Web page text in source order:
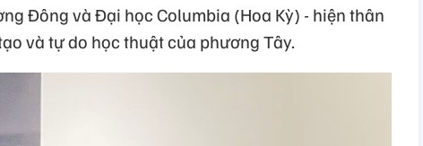
Đông và Đại học Columbia (Hoa Kỳ) - hiện thân
và tự do học thuật của phương Tây.